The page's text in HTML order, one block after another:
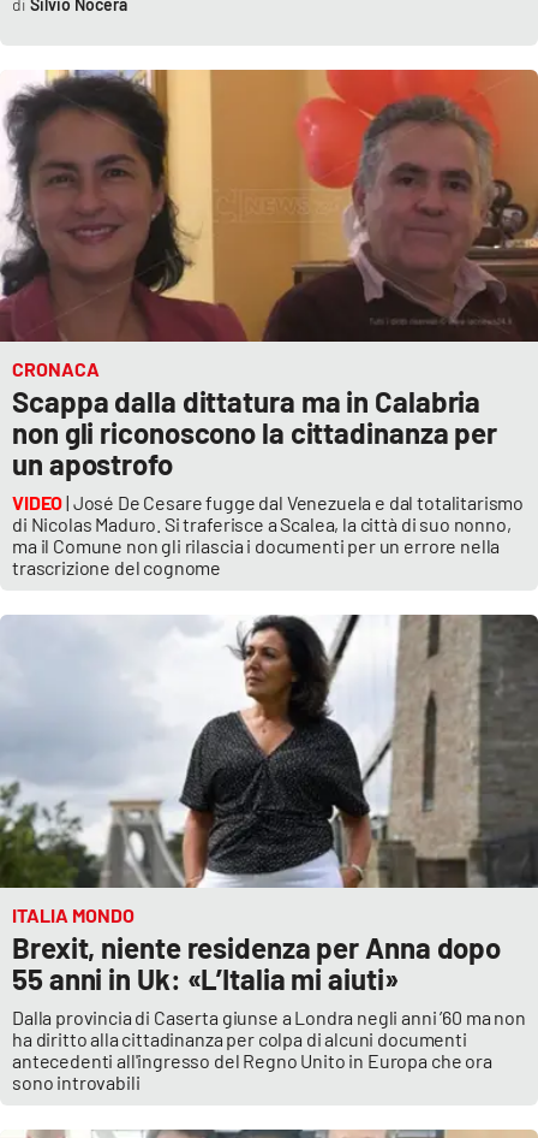
CRONACA
Scappa dalla dittatura ma in Calabria
non gli riconoscono la cittadinanza per
un apostrofo
VIDEO| José De Cesare fugge dal Venezuela e dal totalitarismo
di Nicolas Maduro. Si traferisce a Scalea, la città di suo nonno,
ma il Comune non gli rilascia i documenti per un errore nella
trascrizione del cognome
ITALIA MONDO
Brexit, niente residenza per Anna dopo
55 anni in Uk: «L’Italia mi aiuti»
Dalla provincia di Caserta giunse a Londra negli anni ’60 ma non
ha diritto alla cittadinanza per colpa di alcuni documenti
antecedenti all'ingresso del Regno Unito in Europa che ora
sono introvabili